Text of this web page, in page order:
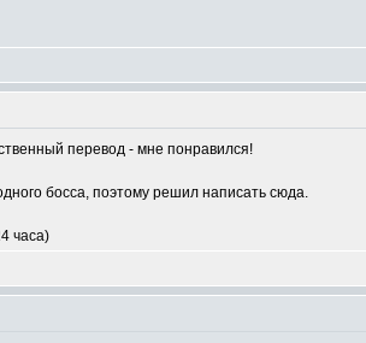
перевод - мне понравился!
босса, поэтому решил написать сюда.
часа)